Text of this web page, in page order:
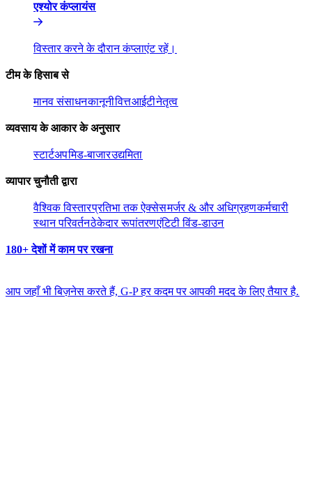
एश्योर कंप्लायंस​​
विस्तार करने के दौरान कंप्लाएंट रहें।​​
टीम के हिसाब से​​
मानव संसाधन​​कानूनी​​वित्त​​आईटी​​नेतृत्व​​
व्यवसाय के आकार के अनुसार​​
स्टार्टअप​​मिड-बाजार​​उद्यमिता​​
व्यापार चुनौती द्वारा​​
वैश्विक विस्तार​​प्रतिभा तक ऐक्सेस​​मर्जर & और अधिग्रहण​​कर्मचारी
स्थान परिवर्तन​​ठेकेदार रूपांतरण​​एंटिटी विंड-डाउन​​
180+ देशों में काम पर रखना​​
आप जहाँ भी बिज़नेस करते हैं, G-P हर कदम पर आपकी मदद के लिए तैयार है.​​